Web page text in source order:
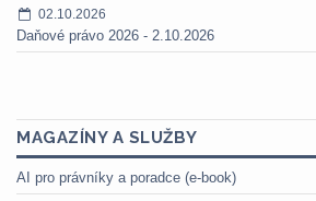
02.10.2026
Daňové právo 2026 - 2.10.2026
MAGAZÍNY A SLUŽBY
AI pro právníky a poradce (e-book)